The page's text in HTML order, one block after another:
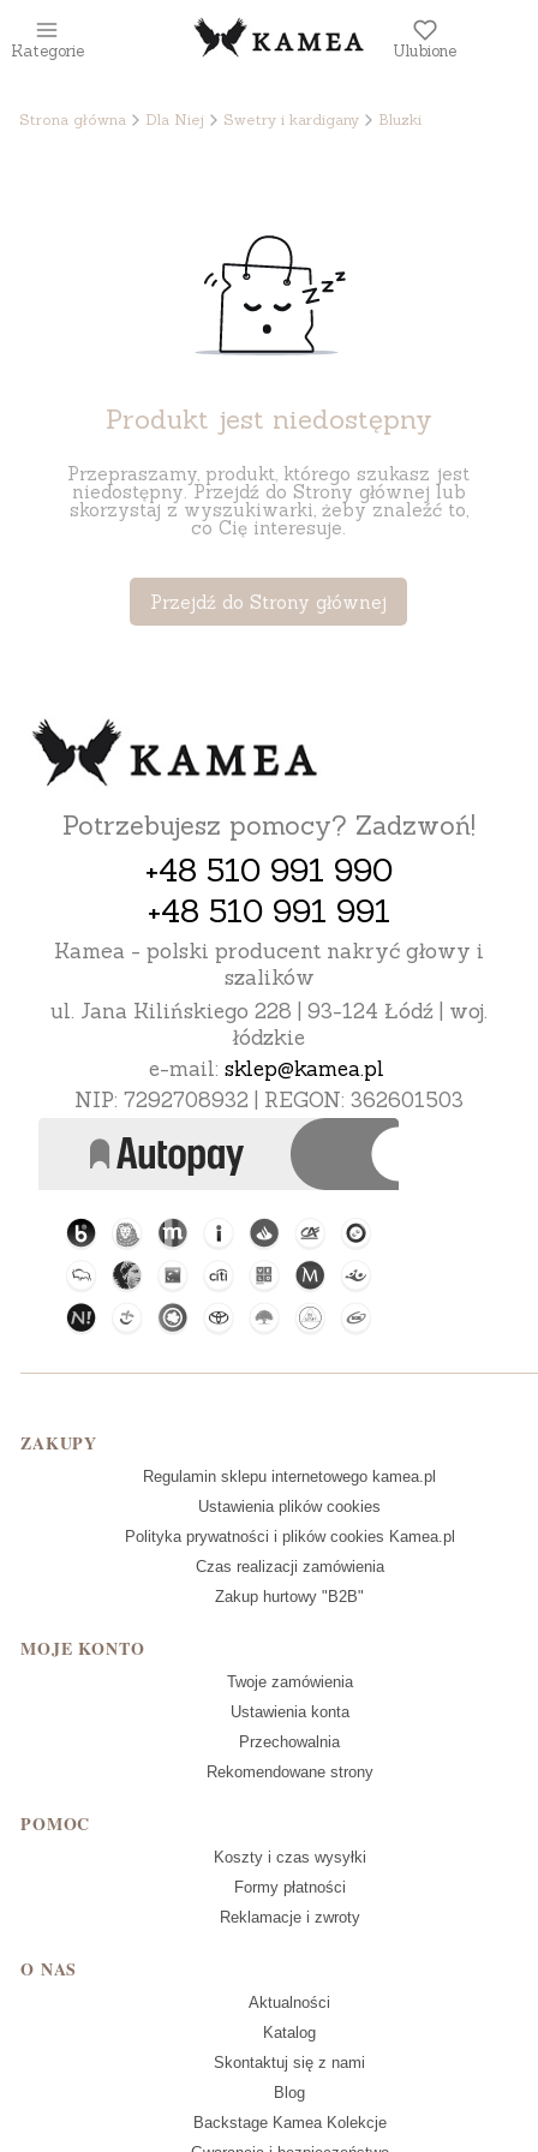
Kategorie Ulubione
Strona główna Dla Niej Swetry i kardigany Bluzki
Produkt jest niedostępny
Przepraszamy, produkt, którego szukasz jest
niedostępny. Przejdź do Strony głównej lub
skorzystaj z wyszukiwarki, żeby znaleźć to,
co Cię interesuje.
Przejdź do Strony głównej
Potrzebujesz pomocy? Zadzwoń!
+48 510 991 990
+48 510 991 991
Kamea - polski producent nakryć głowy i
szalików
ul. Jana Kilińskiego 228 | 93-124 Łódź | woj.
łódzkie
e-mail: sklep@kamea.pl
NIP: 7292708932 | REGON: 362601503
Linki w stopce
ZAKUPY
Regulamin sklepu internetowego kamea.pl
Ustawienia plików cookies
Polityka prywatności i plików cookies Kamea.pl
Czas realizacji zamówienia
Zakup hurtowy "B2B"
MOJE KONTO
Twoje zamówienia
Ustawienia konta
Przechowalnia
Rekomendowane strony
POMOC
Koszty i czas wysyłki
Formy płatności
Reklamacje i zwroty
O NAS
Aktualności
Katalog
Skontaktuj się z nami
Blog
Backstage Kamea Kolekcje